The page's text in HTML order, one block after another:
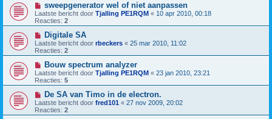
sweepgenerator wel of niet aanpassen
Laatste bericht door Tjalling PE1RQM « 10 apr 2010, 00:18
Reacties: 2
Digitale SA
Laatste bericht door rbeckers « 25 mar 2010, 11:02
Reacties: 2
Bouw spectrum analyzer
Laatste bericht door Tjalling PE1RQM « 23 jan 2010, 23:21
Reacties: 5
De SA van Timo in de electron.
Laatste bericht door fred101 « 27 nov 2009, 20:02
Reacties: 2